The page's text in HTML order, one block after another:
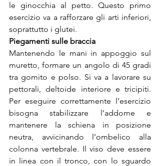
le ginocchia al petto. Questo primo
esercizio va a rafforzare gli arti inferiori,
soprattutto i glutei.
Piegamenti sulle braccia
Mantenendo le mani in appoggio sul
muretto, formare un angolo di 45 gradi
tra gomito e polso. Si va a lavorare su
pettorali, deltoide interiore e tricipiti.
Per eseguire correttamente l’esercizio
bisogna stabilizzare l’addome e
mantenere la schiena in posizione
neutra, avvicinando l’ombelico alla
colonna vertebrale. Il viso deve essere
in linea con il tronco, con lo sguardo